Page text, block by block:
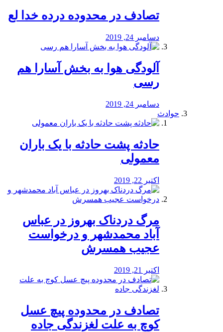
تصادف در محدوده درده خدا لع
دسامبر 24, 2019
آلودگی هوا به بخش آسارا هم
رسی
دسامبر 24, 2019
حوادث
️حادثه پشت حادثه با یک باران
معمولی
اکتبر 22, 2019
مرگ دردناک بهروز در عباس
آباد محمدشهر و درخواست
عجیب همسرش
اکتبر 21, 2019
تصادف در محدوده پیچ عسل
کوچ به علت لغزندگی جاده